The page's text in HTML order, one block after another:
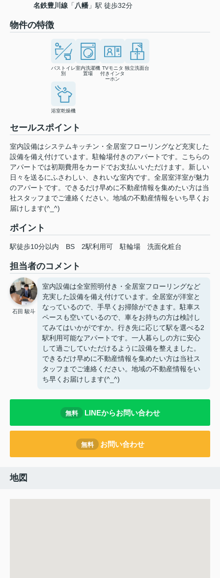
名鉄豊川線 「八幡 」駅 徒歩32分
物件の特徴
バストイレ
別
室内洗濯機
置場
TVモニタ
付きインタ
ーホン
独立洗面台
浴室乾燥機
セールスポイント
室内設備はシステムキッチン・全居室フローリングなど充実した
設備を備え付けています。駐輪場付きのアパートです。こちらの
アパートでは初期費用をカードでお支払いいただけます。新しい
日々を送るにふさわしい、きれいな室内です。全居室洋室が魅力
のアパートです。できるだけ早めに不動産情報を集めたい方は当
社スタッフまでご連絡ください。地域の不動産情報をいち早くお
届けします(^_^)
ポイント
駅徒歩10分以内 BS 2駅利用可 駐輪場 洗面化粧台
担当者のコメント
石田 駿斗
室内設備は全室照明付き・全居室フローリングなど
充実した設備を備え付けています。全居室が洋室と
なっているので、手早くお掃除ができます。駐車ス
ペースも空いているので、車をお持ちの方は検討し
てみてはいかがですか。行き先に応じて駅を選べる2
駅利用可能なアパートです。一人暮らしの方に安心
して過ごしていただけるように設備を整えました。
できるだけ早めに不動産情報を集めたい方は当社ス
タッフまでご連絡ください。地域の不動産情報をい
ち早くお届けします(^_^)
無料 LINEからお問い合わせ
無料 お問い合わせ
地図